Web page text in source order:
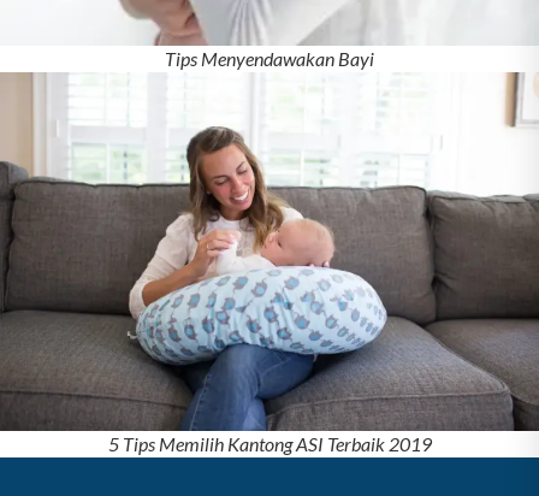
Tips Menyendawakan Bayi
5 Tips Memilih Kantong ASI Terbaik 2019